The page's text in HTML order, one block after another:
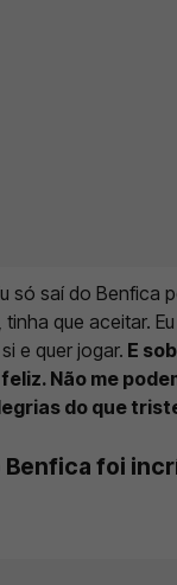
só saí do Benfica
que aceitar.
e quer jogar. E
Não me
do que
Benfica foi